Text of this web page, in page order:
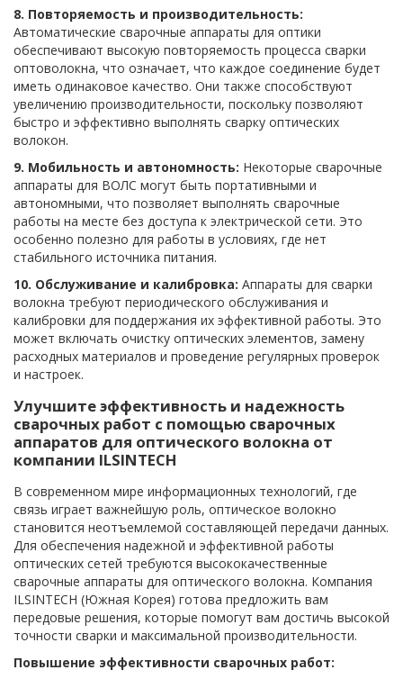
8. Повторяемость и производительность:
Автоматические сварочные аппараты для оптики
обеспечивают высокую повторяемость процесса сварки
оптоволокна, что означает, что каждое соединение будет
иметь одинаковое качество. Они также способствуют
увеличению производительности, поскольку позволяют
быстро и эффективно выполнять сварку оптических
волокон.
9. Мобильность и автономность: Некоторые сварочные
аппараты для ВОЛС могут быть портативными и
автономными, что позволяет выполнять сварочные
работы на месте без доступа к электрической сети. Это
особенно полезно для работы в условиях, где нет
стабильного источника питания.
10. Обслуживание и калибровка: Аппараты для сварки
волокна требуют периодического обслуживания и
калибровки для поддержания их эффективной работы. Это
может включать очистку оптических элементов, замену
расходных материалов и проведение регулярных проверок
и настроек.
Улучшите эффективность и надежность
сварочных работ с помощью сварочных
аппаратов для оптического волокна от
компании ILSINTECH
В современном мире информационных технологий, где
связь играет важнейшую роль, оптическое волокно
становится неотъемлемой составляющей передачи данных.
Для обеспечения надежной и эффективной работы
оптических сетей требуются высококачественные
сварочные аппараты для оптического волокна. Компания
ILSINTECH (Южная Корея) готова предложить вам
передовые решения, которые помогут вам достичь высокой
точности сварки и максимальной производительности.
Повышение эффективности сварочных работ: